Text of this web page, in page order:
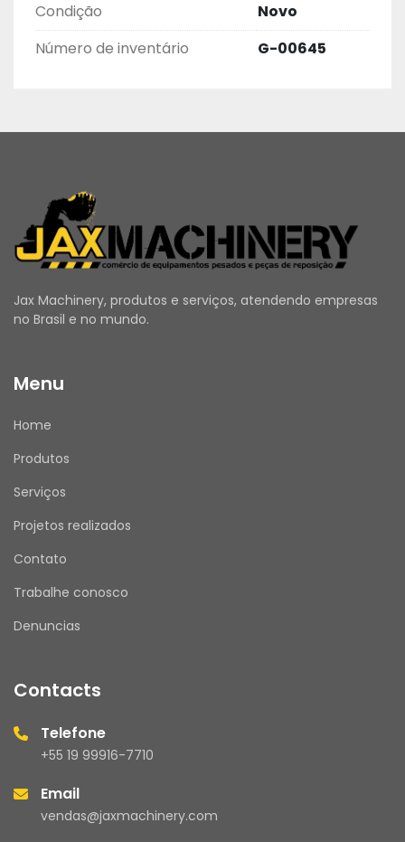
Condição
Novo
Número de inventário
G-00645
Jax Machinery, produtos e serviços, atendendo empresas
no Brasil e no mundo.
Menu
Home
Produtos
Serviços
Projetos realizados
Contato
Trabalhe conosco
Denuncias
Contacts
Telefone
+55 19 99916-7710
Email
vendas@jaxmachinery.com